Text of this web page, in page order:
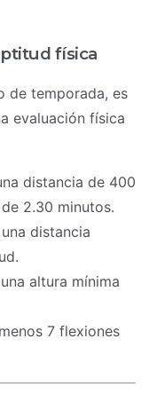
física
de temporada, es
evaluación física
distancia de 400
2.30 minutos.
distancia
altura mínima
7 flexiones